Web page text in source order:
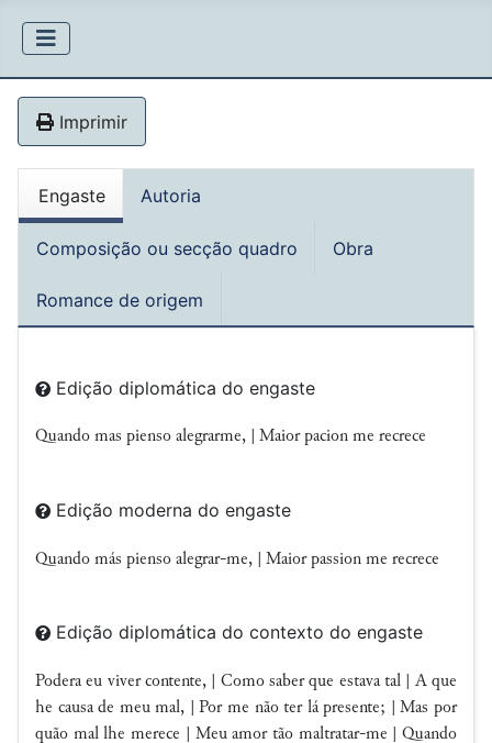
Imprimir
Engaste Autoria
Composição ou secção quadro Obra
Romance de origem
Edição diplomática do engaste
Quando mas pienso alegrarme, | Maior pacion me recrece
Edição moderna do engaste
Quando más pienso alegrar-me, | Maior passion me recrece
Edição diplomática do contexto do engaste
Podera eu viver contente, | Como saber que estava tal | A que
he causa de meu mal, | Por me não ter lá presente; | Mas por
quão mal lhe merece | Meu amor tão maltratar-me | Quando